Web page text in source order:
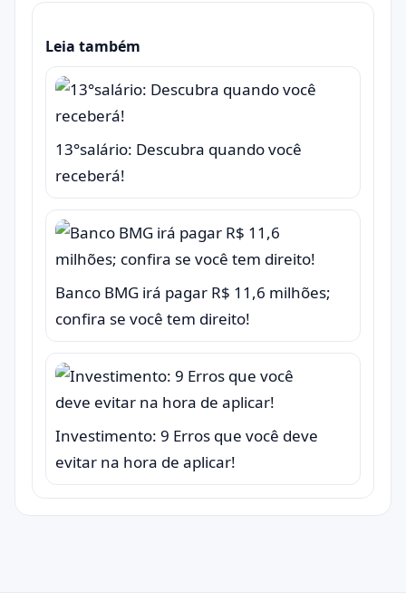
Leia também
13°salário: Descubra quando você
receberá!
Banco BMG irá pagar R$ 11,6 milhões;
confira se você tem direito!
Investimento: 9 Erros que você deve
evitar na hora de aplicar!